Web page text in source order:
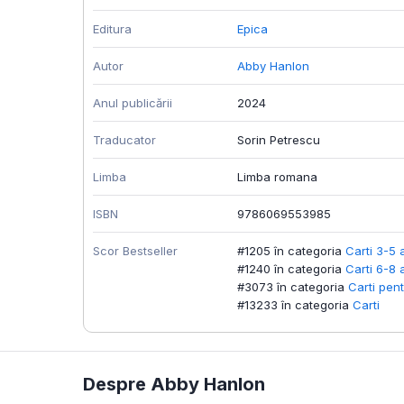
Editura Epica
Autor Abby Hanlon
Anul publicării 2024
Traducator Sorin Petrescu
Limba Limba romana
ISBN 9786069553985
Scor Bestseller #1205 în categoria Carti 3-5
#1240 în categoria Carti 6-8
#3073 în categoria Carti
#13233 în categoria Carti
Despre Abby Hanlon